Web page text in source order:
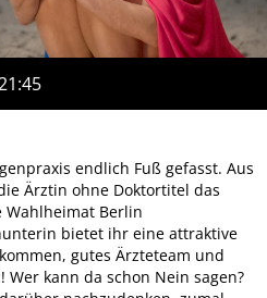
endlich Fuß gefasst. Aus
Ärztin ohne Doktortitel das
Wahlheimat Berlin
bietet ihr eine attraktive
gutes Ärzteteam und
Wer kann da schon Nein sagen?